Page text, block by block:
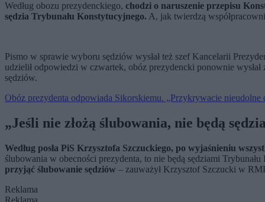
Według obozu prezydenckiego, chodzi o naruszenie przepisu
sędzia Trybunału Konstytucyjnego. A, jak twierdzą
Pismo w sprawie wyboru sędziów wysłał też szef Kancelarii
udzielił odpowiedzi w czwartek, obóz prezydencki ponownie
sędziów.
Obóz prezydenta odpowiada Sikorskiemu. „Przykrywacie nieudolne
„Jeśli nie złożą ślubowania, nie będą
Według posła PiS Krzysztofa Szczuckiego, po wyjaśnieniu
ślubowania w obecności prezydenta, to nie będą sędziami
przyjąć ślubowanie sędziów – zauważył Krzysztof Szczucki w
Reklama
Reklama